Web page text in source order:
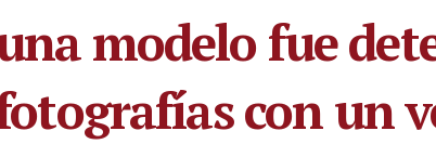
modelo fue
con un